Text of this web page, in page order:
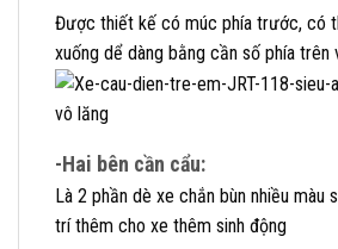
Được thiết kế có múc phía trước, có
xuống dể dàng bằng cần số phía trên
vô lăng
-Hai bên cần cẩu:
Là 2 phần dè xe chắn bùn nhiều màu
trí thêm cho xe thêm sinh động